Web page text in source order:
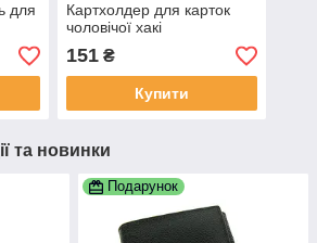
для
Картхолдер для карток
чоловічої хакі
151₴
Купити
та новинки
Подарунок